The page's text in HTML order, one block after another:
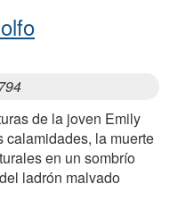
de la joven Emily
calamidades, la muerte
en un sombrío
ladrón malvado